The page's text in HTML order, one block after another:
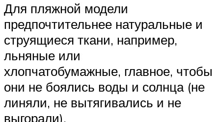
Для пляжной модели
предпочтительнее натуральные и
струящиеся ткани, например,
льняные или
хлопчатобумажные, главное, чтобы
они не боялись воды и солнца (не
линяли, не вытягивались и не
выгорали).